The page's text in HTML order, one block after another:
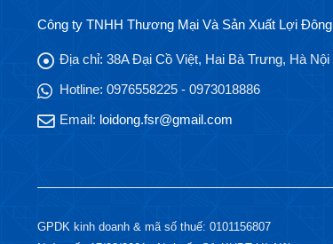
Công ty TNHH Thương Mại Và Sản Xuất Lợi Đông
Địa chỉ: 38A Đại Cồ Việt, Hai Bà Trưng, Hà Nội
Hotline: 0976558225 - 0973018886
Email: loidong.fsr@gmail.com
GPDK kinh doanh & mã số thuế: 0101156807